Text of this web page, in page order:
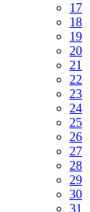
17
18
19
20
21
22
23
24
25
26
27
28
29
30
31